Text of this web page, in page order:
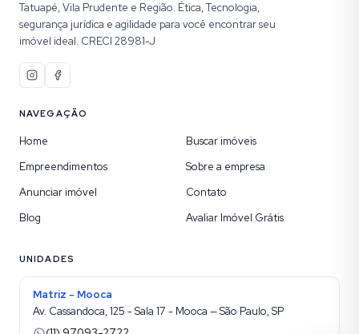
Tatuapé, Vila Prudente e Região. Ética, Tecnologia,
segurança jurídica e agilidade para você encontrar seu
imóvel ideal. CRECI 28981-J
NAVEGAÇÃO
Home
Buscar imóveis
Empreendimentos
Sobre a empresa
Anunciar imóvel
Contato
Blog
Avaliar Imóvel Grátis
UNIDADES
Matriz - Mooca
Av. Cassandoca, 125 - Sala 17 - Mooca — São Paulo, SP